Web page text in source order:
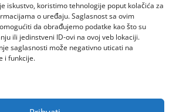
iskustvo, koristimo tehnologije poput kolačića za
o uređaju. Saglasnost sa ovim
da obrađujemo podatke kao što su
ili jedinstveni ID-ovi na ovoj veb lokaciji.
saglasnosti može negativno uticati na
i funkcije.